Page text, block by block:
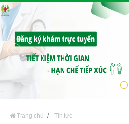
Trang chủ Tin tức